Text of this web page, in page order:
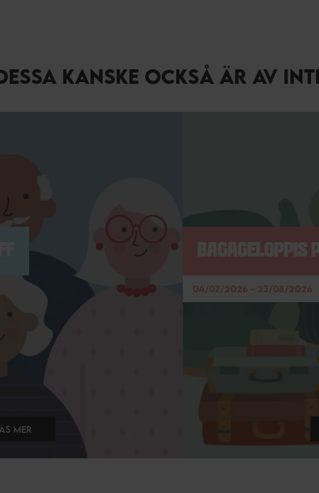
KANSKE OCKSÅ ÄR AV
MER
BAGAGELOPPIS
04/07/2026 - 23/08/2026